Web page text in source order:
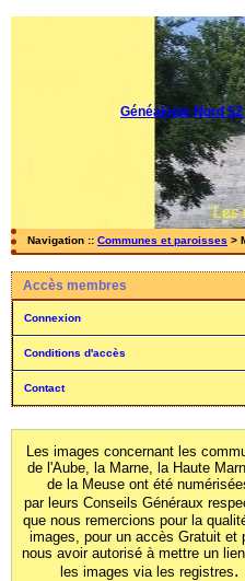
Généalogie Nord 52
Navigation :: Communes et paroisses >
Accès membres
Connexion
Conditions d'accès
Contact
Les images concernant les
de l'Aube, la Marne, la Haute
de la Meuse ont été
par leurs Conseils Généraux
que nous remercions pour la
images, pour un accès Gratuit et
nous avoir autorisé à mettre un
les images via les registres.